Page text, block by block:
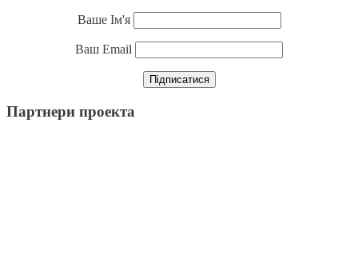
Ваше Ім'я
Ваш Email
Партнери проекта